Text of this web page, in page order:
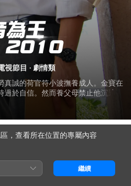
視節目 · 劇情類
真誠的荷官符小波撫養成人。金寶在
於自信。然而養父母禁止他沉迷賭
，輸掉一切給一個大騙子，包括他的
頭和袁菲的支持，要奪回失去的一
括賭場大亨的繼承人傑克。
，查看所在位置的專屬內容
繼續